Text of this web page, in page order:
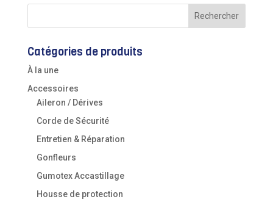
Catégories de produits
À la une
Accessoires
Aileron / Dérives
Corde de Sécurité
Entretien & Réparation
Gonfleurs
Gumotex Accastillage
Housse de protection